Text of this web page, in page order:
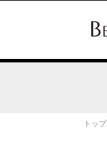
トップ